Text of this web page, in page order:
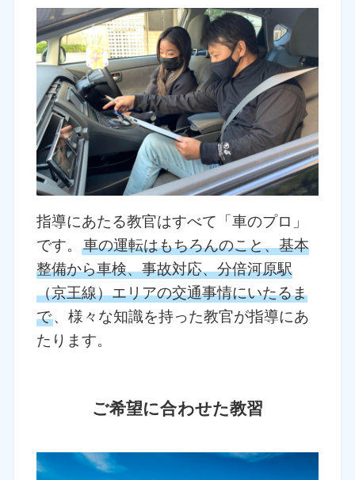
指導にあたる教官はすべて「車のプロ」
です。車の運転はもちろんのこと、基本
整備から車検、事故対応、分倍河原駅
（京王線）エリアの交通事情にいたるま
で、様々な知識を持った教官が指導にあ
たります。
ご希望に合わせた教習